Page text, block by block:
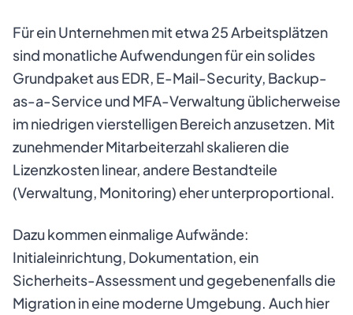
Für ein Unternehmen mit etwa 25 Arbeitsplätzen
sind monatliche Aufwendungen für ein solides
Grundpaket aus EDR, E-Mail-Security, Backup-
as-a-Service und MFA-Verwaltung üblicherweise
im niedrigen vierstelligen Bereich anzusetzen. Mit
zunehmender Mitarbeiterzahl skalieren die
Lizenzkosten linear, andere Bestandteile
(Verwaltung, Monitoring) eher unterproportional.
Dazu kommen einmalige Aufwände:
Initialeinrichtung, Dokumentation, ein
Sicherheits-Assessment und gegebenenfalls die
Migration in eine moderne Umgebung. Auch hier